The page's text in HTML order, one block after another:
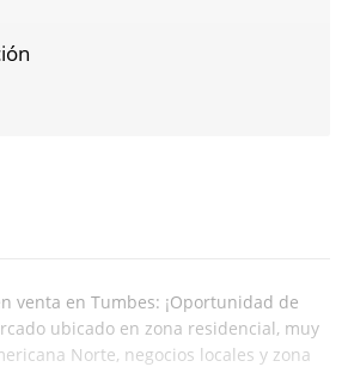
venta en Tumbes: ¡Oportunidad de
ubicado en zona residencial, muy
Norte, negocios locales y zona